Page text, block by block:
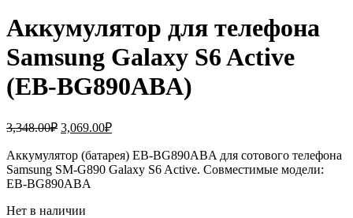
Аккумулятор для телефона
Samsung Galaxy S6 Active
(EB-BG890ABA)
3,348.00₽ Первоначальная
составляла
3,348.00₽.
3,069.00₽Текущая
3,069.00₽.
Аккумулятор (батарея) EB-BG890ABA для сотового телефона
Samsung SM-G890 Galaxy S6 Active. Совместимые модели:
EB-BG890ABA
Нет в наличии